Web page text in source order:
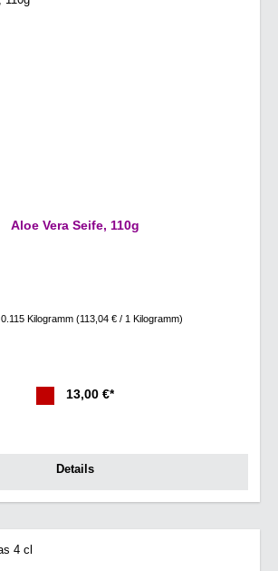
Aloe Vera Seife, 110g
0.115 Kilogramm (113,04 € / 1 Kilogramm)
13,00 €*
Details